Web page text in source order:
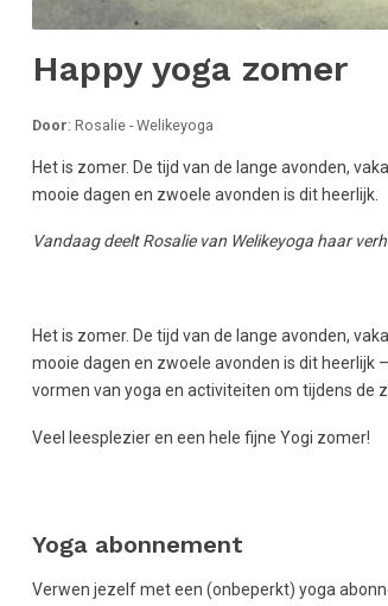
Happy yoga zomer
Door: Rosalie - Welikeyoga
Het is zomer. De tijd van de lange avonden,
mooie dagen en zwoele avonden is dit heerlijk.
Vandaag deelt Rosalie van Welikeyoga haar
Het is zomer. De tijd van de lange avonden,
mooie dagen en zwoele avonden is dit heerlijk
vormen van yoga en activiteiten om tijdens de
Veel leesplezier en een hele fijne Yogi zomer!
Yoga abonnement
Verwen jezelf met een (onbeperkt) yoga